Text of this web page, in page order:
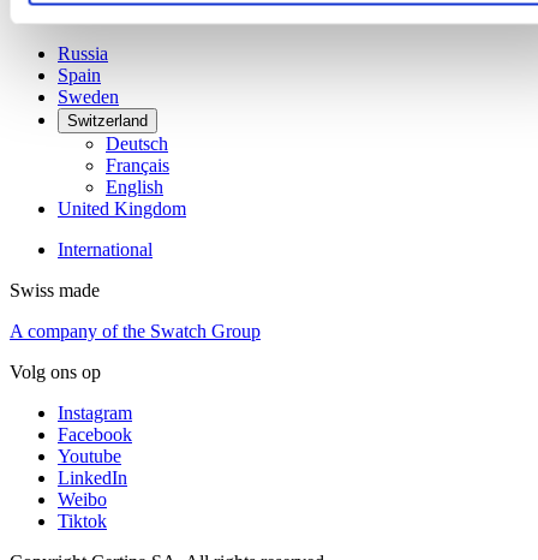
Poland
Russia
Spain
Sweden
Switzerland
Deutsch
Français
English
United Kingdom
International
Swiss made
A company of the Swatch Group
Volg ons op
Instagram
Facebook
Youtube
LinkedIn
Weibo
Tiktok